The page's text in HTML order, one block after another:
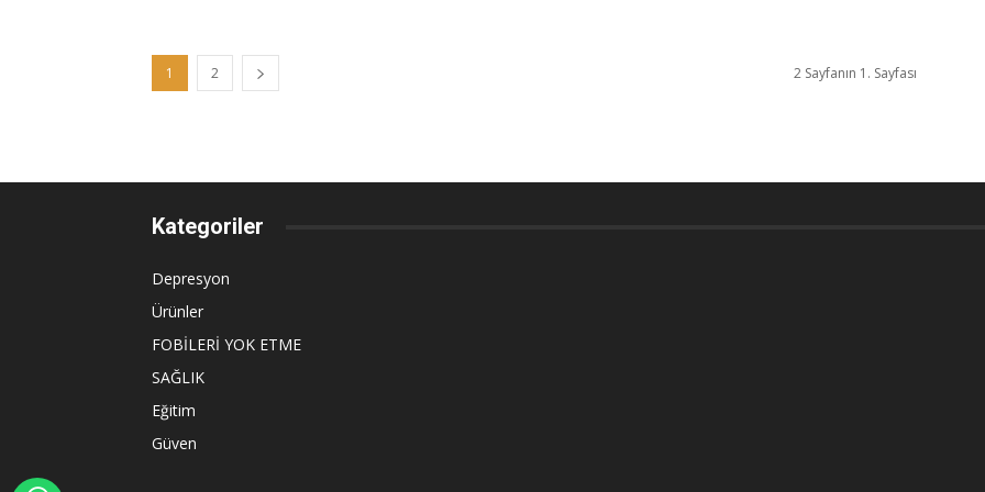
1 2 2 Sayfanın 1. Sayfası
Kategoriler
Depresyon
Ürünler
FOBİLERİ YOK ETME
SAĞLIK
Eğitim
Güven